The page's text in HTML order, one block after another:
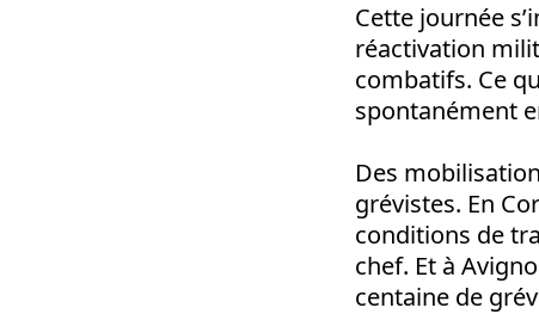
Cette journée
réactivation
combatifs. Ce
spontanément
Des
grévistes. En
conditions de
chef. Et à
centaine de